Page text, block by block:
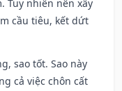
Tuy nhiên nên xây
cầu tiêu, kết dứt
sao tốt. Sao này
cả việc chôn cất